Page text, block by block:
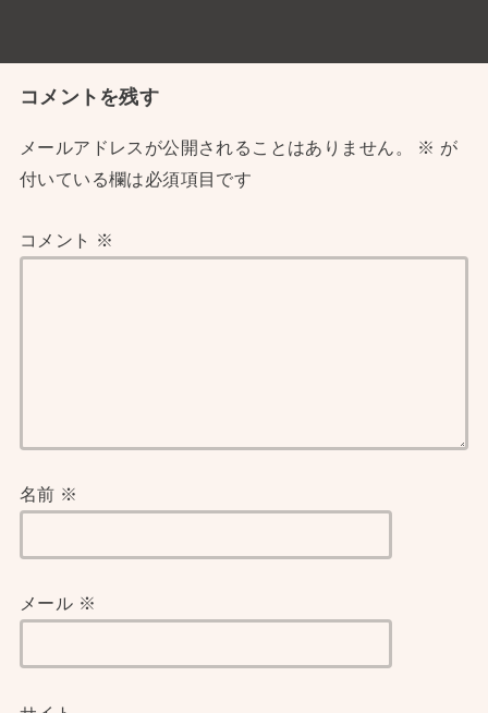
コメントを残す
メールアドレスが公開されることはありません。 ※ が
付いている欄は必須項目です
コメント ※
名前 ※
メール ※